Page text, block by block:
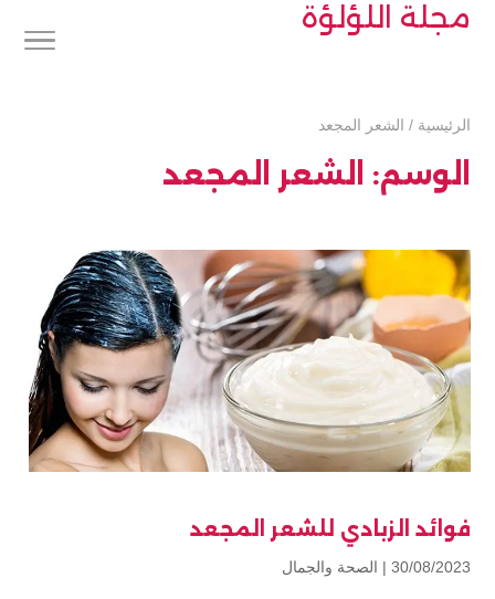
مجلة اللؤلؤة
الرئيسية / الشعر المجعد
الوسم: الشعر المجعد
فوائد الزبادي للشعر المجعد
30/08/2023 | الصحة والجمال